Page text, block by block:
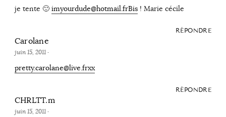
je tente 🙂 imyourdude@hotmail.frBis! Marie cécile
RÉPONDRE
Carolane
juin 15, 2011·
pretty.carolane@live.frxx
RÉPONDRE
CHRLTT.m
juin 15, 2011·